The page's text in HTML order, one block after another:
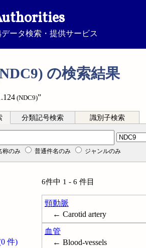
ータ検索・提供サービス
の検索結果
(NDC9)”
分類記号検索 識別子検索
称のみ 普通件名のみ ジャンルのみ
件)
6件中 1 - 6 件目
頸動脈
← Carotid artery
血管
← Blood-vessels